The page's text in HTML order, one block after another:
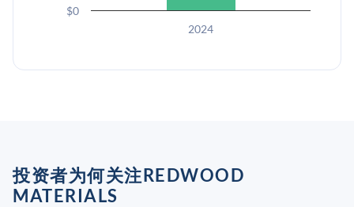
2024
$0
投资者为何关注REDWOOD
MATERIALS